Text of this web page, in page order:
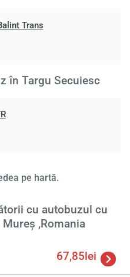
Trans
în Targu Secuiesc
pe hartă.
cu autobuzul cu
,Romania
67,85lei